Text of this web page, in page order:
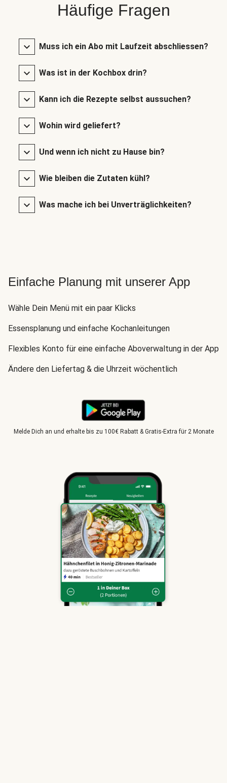
Häufige Fragen
Muss ich ein Abo mit Laufzeit abschliessen?
Was ist in der Kochbox drin?
Kann ich die Rezepte selbst aussuchen?
Wohin wird geliefert?
Und wenn ich nicht zu Hause bin?
Wie bleiben die Zutaten kühl?
Was mache ich bei Unverträglichkeiten?
Einfache Planung mit unserer App
Wähle Dein Menü mit ein paar Klicks
Essensplanung und einfache Kochanleitungen
Flexibles Konto für eine einfache Aboverwaltung in der App
Ändere den Liefertag & die Uhrzeit wöchentlich
Melde Dich an und erhalte bis zu 100€ Rabatt & Gratis-Extra für 2 Monate